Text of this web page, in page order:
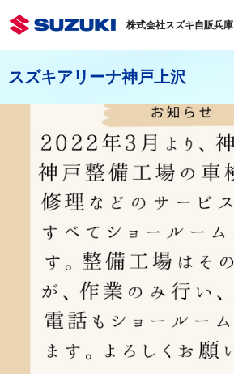
株式会社スズキ自販兵庫
スズキアリーナ神戸上沢